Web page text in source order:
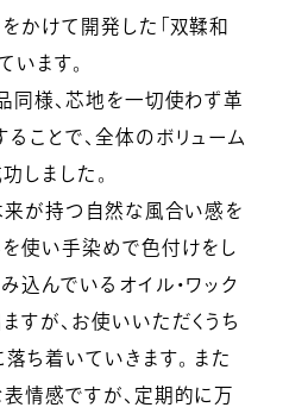
かけて開発した「双鞣和
います。
同様、芯地を一切使わず革
ことで、全体のボリューム
しました。
来が持つ自然な風合い感を
使い手染めで色付けをし
込んでいるオイル・ワック
すが、お使いいただくうち
ち着いていきます。 また
情感ですが、定期的に万